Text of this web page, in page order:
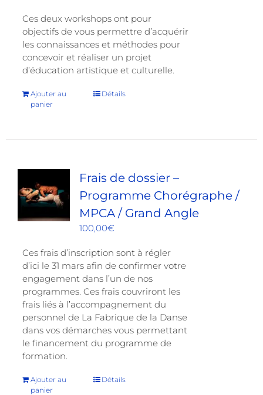
Ces deux workshops ont pour
objectifs de vous permettre d’acquérir
les connaissances et méthodes pour
concevoir et réaliser un projet
d’éducation artistique et culturelle.
Ajouter au
panier
Détails
Frais de dossier –
Programme Chorégraphe /
MPCA / Grand Angle
100,00€
Ces frais d’inscription sont à régler
d’ici le 31 mars afin de confirmer votre
engagement dans l’un de nos
programmes. Ces frais couvriront les
frais liés à l’accompagnement du
personnel de La Fabrique de la Danse
dans vos démarches vous permettant
le financement du programme de
formation.
Ajouter au
panier
Détails